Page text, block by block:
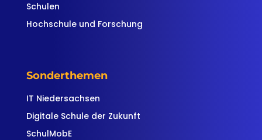
Schulen
Hochschule und Forschung
Sonderthemen
IT Niedersachsen
Digitale Schule der Zukunft
SchulMobE